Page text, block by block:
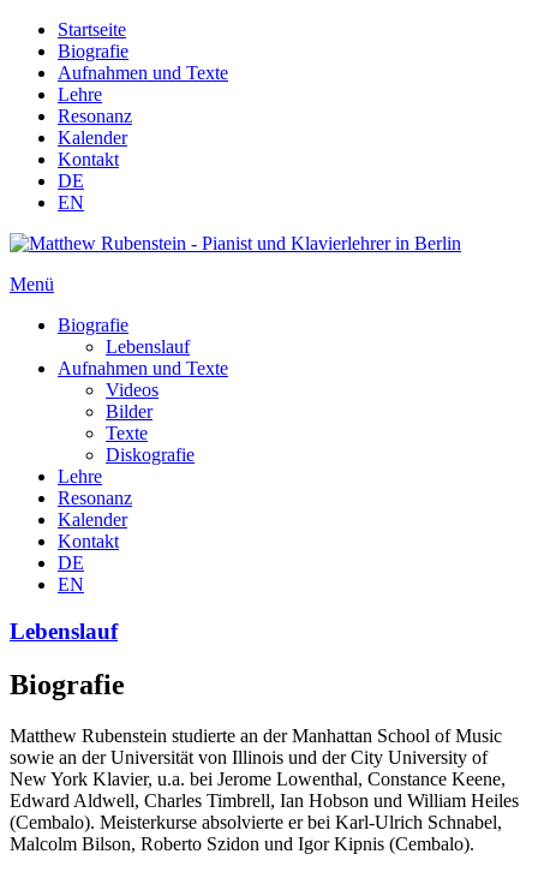
Startseite
Biografie
Aufnahmen und Texte
Lehre
Resonanz
Kalender
Kontakt
DE
EN
Menü
Biografie
Lebenslauf
Aufnahmen und Texte
Videos
Bilder
Texte
Diskografie
Lehre
Resonanz
Kalender
Kontakt
DE
EN
Lebenslauf
Biografie
Matthew Rubenstein studierte an der Manhattan School of Music
sowie an der Universität von Illinois und der City University of
New York Klavier, u.a. bei Jerome Lowenthal, Constance Keene,
Edward Aldwell, Charles Timbrell, Ian Hobson und William Heiles
(Cembalo). Meisterkurse absolvierte er bei Karl-Ulrich Schnabel,
Malcolm Bilson, Roberto Szidon und Igor Kipnis (Cembalo).